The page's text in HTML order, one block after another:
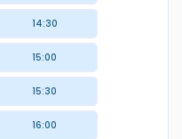
14:30
15:00
15:30
16:00